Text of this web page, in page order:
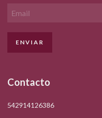
Contacto
542914126386